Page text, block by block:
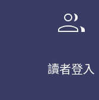
group
讀者登入